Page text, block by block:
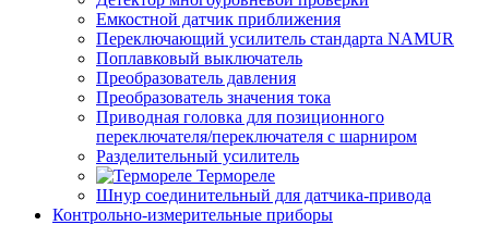
Емкостной датчик приближения
Переключающий усилитель стандарта NAMUR
Поплавковый выключатель
Преобразователь давления
Преобразователь значения тока
Приводная головка для позиционного
переключателя/переключателя с шарниром
Разделительный усилитель
Термореле
Шнур соединительный для датчика-привода
Контрольно-измерительные приборы